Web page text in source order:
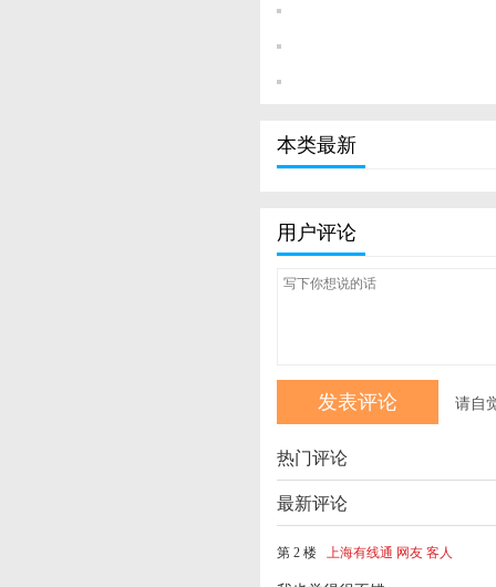
本类最新
用户评论
请自
热门评论
最新评论
第 2 楼 上海有线通 网友 客人